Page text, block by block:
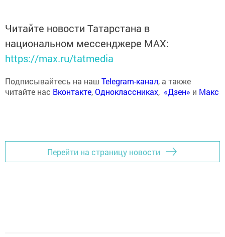
Читайте новости Татарстана в
национальном мессенджере MАХ:
https://max.ru/tatmedia
Подписывайтесь на наш Telegram-канал, а также
читайте нас Вконтакте,Одноклассниках, «Дзен» и Макс
Перейти на страницу новости